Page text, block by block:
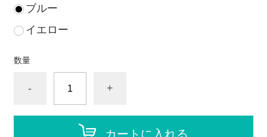
ブルー
イエロー
数量
- +
カートに入れる